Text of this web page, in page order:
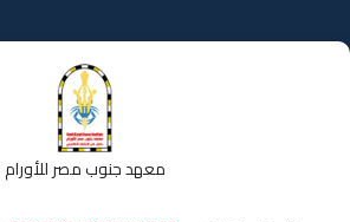
إلى
المحتوى
معهد جنوب مصر للأورام